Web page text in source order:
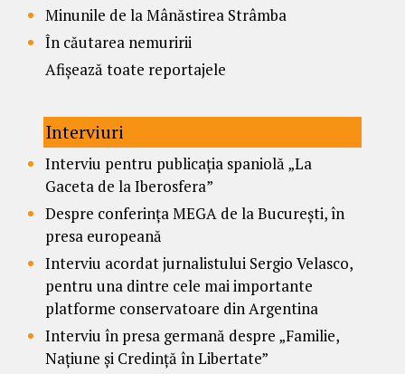
Minunile de la Mânăstirea Strâmba
În căutarea nemuririi
Afișează toate reportajele
Interviuri
Interviu pentru publicația spaniolă „La
Gaceta de la Iberosfera”
Despre conferința MEGA de la București, în
presa europeană
Interviu acordat jurnalistului Sergio Velasco,
pentru una dintre cele mai importante
platforme conservatoare din Argentina
Interviu în presa germană despre „Familie,
Națiune și Credință în Libertate”